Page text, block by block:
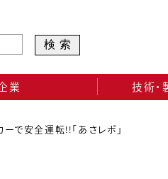
検索
業 技術・
で安全運転!!「あさレポ」